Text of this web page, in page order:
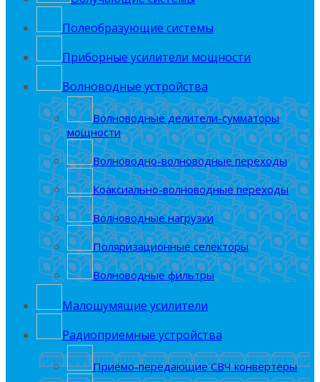
Полеобрaзующие системы
Приборные усилители мощности
Волноводные устройства
Волноводные делители-сумматоры
мощности
Волноводно-волноводные переходы
Коаксиально-волноводные переходы
Волноводные нагрузки
Поляризационные селекторы
Волноводные фильтры
Малошумящие усилители
Радиоприемные устройства
Приёмо-передающие СВЧ конвертеры